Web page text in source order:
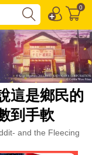
0
這是鄉民的
到手軟
and the Fleecing